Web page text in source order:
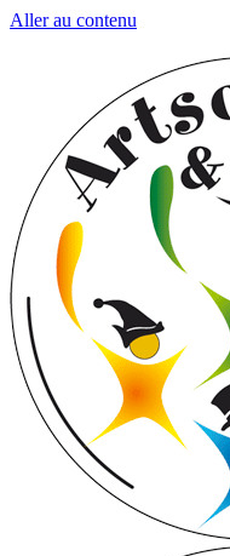
Aller au contenu